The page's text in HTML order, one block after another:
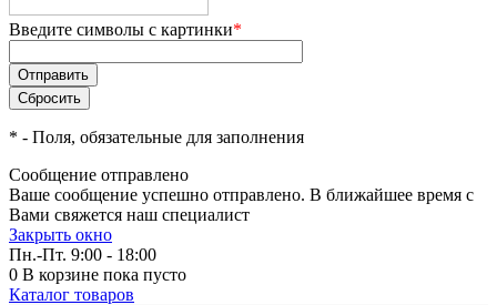
Введите символы с картинки*
* - Поля, обязательные для заполнения
Сообщение отправлено
Ваше сообщение успешно отправлено. В ближайшее время с
Вами свяжется наш специалист
Закрыть окно
Пн.-Пт. 9:00 - 18:00
0 В корзине пока пусто
Каталог товаров